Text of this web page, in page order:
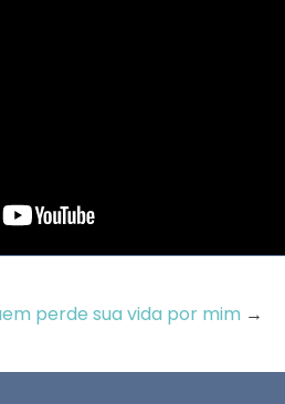
perde sua vida por mim →